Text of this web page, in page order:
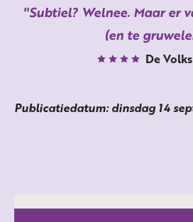
Subtiel? Welnee. Maar er
(en te
De
Publicatiedatum: dinsdag 14